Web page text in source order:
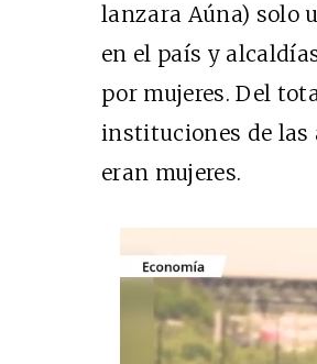
lanzara Aúna) solo
en el país y
por mujeres. Del
instituciones de las
eran mujeres.